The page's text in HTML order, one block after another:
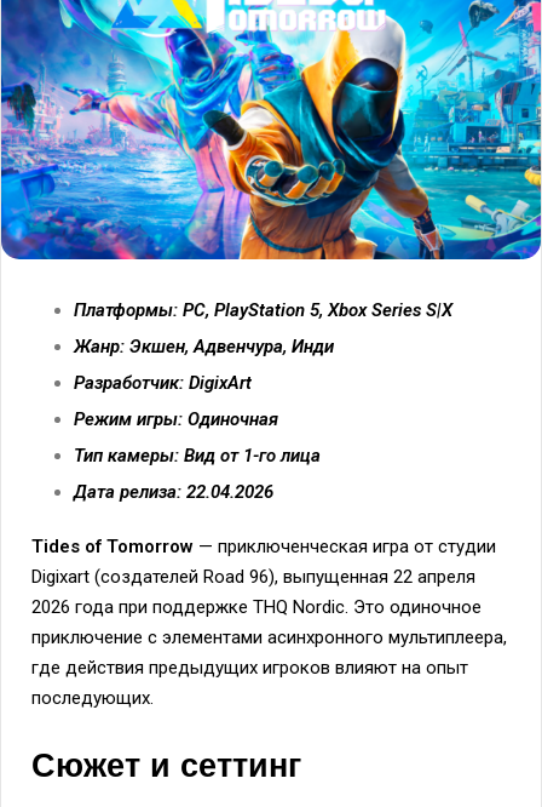
Платформы: PC, PlayStation 5, Xbox Series S|X
Жанр: Экшен, Адвенчура, Инди
Разработчик: DigixArt
Режим игры: Одиночная
Тип камеры: Вид от 1-го лица
Дата релиза: 22.04.2026
Tides of Tomorrow — приключенческая игра от студии
Digixart (создателей Road 96), выпущенная 22 апреля
2026 года при поддержке THQ Nordic. Это одиночное
приключение с элементами асинхронного мультиплеера,
где действия предыдущих игроков влияют на опыт
последующих.
Сюжет и сеттинг